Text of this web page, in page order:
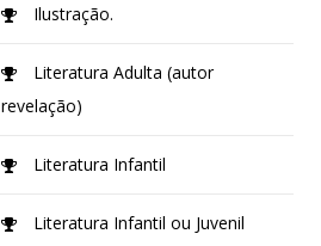
Ilustração.
Literatura Adulta (autor
revelação)
Literatura Infantil
Literatura Infantil ou Juvenil